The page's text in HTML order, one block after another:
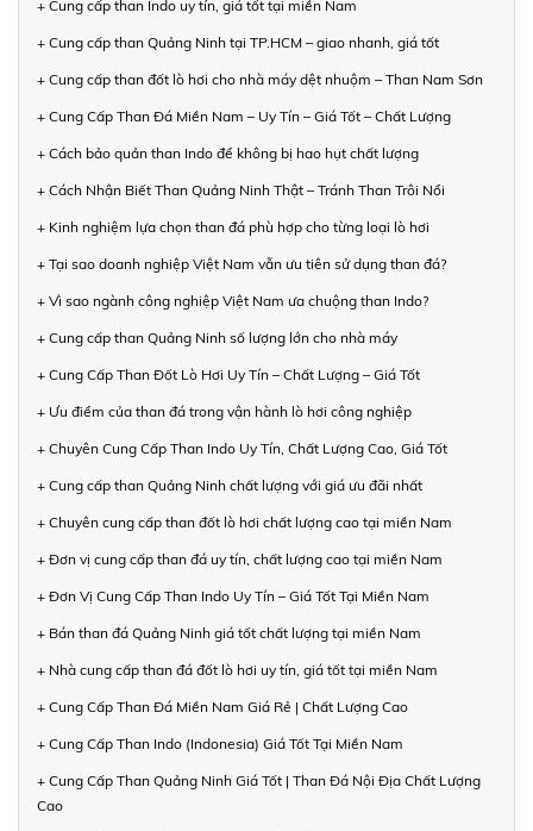
+ Cung cấp than Indo uy tín, giá tốt tại miền Nam
+ Cung cấp than Quảng Ninh tại TP.HCM – giao nhanh, giá tốt
+ Cung cấp than đốt lò hơi cho nhà máy dệt nhuộm – Than Nam Sơn
+ Cung Cấp Than Đá Miền Nam – Uy Tín – Giá Tốt – Chất Lượng
+ Cách bảo quản than Indo để không bị hao hụt chất lượng
+ Cách Nhận Biết Than Quảng Ninh Thật – Tránh Than Trôi Nổi
+ Kinh nghiệm lựa chọn than đá phù hợp cho từng loại lò hơi
+ Tại sao doanh nghiệp Việt Nam vẫn ưu tiên sử dụng than đá?
+ Vì sao ngành công nghiệp Việt Nam ưa chuộng than Indo?
+ Cung cấp than Quảng Ninh số lượng lớn cho nhà máy
+ Cung Cấp Than Đốt Lò Hơi Uy Tín – Chất Lượng – Giá Tốt
+ Ưu điểm của than đá trong vận hành lò hơi công nghiệp
+ Chuyên Cung Cấp Than Indo Uy Tín, Chất Lượng Cao, Giá Tốt
+ Cung cấp than Quảng Ninh chất lượng với giá ưu đãi nhất
+ Chuyên cung cấp than đốt lò hơi chất lượng cao tại miền Nam
+ Đơn vị cung cấp than đá uy tín, chất lượng cao tại miền Nam
+ Đơn Vị Cung Cấp Than Indo Uy Tín – Giá Tốt Tại Miền Nam
+ Bán than đá Quảng Ninh giá tốt chất lượng tại miền Nam
+ Nhà cung cấp than đá đốt lò hơi uy tín, giá tốt tại miền Nam
+ Cung Cấp Than Đá Miền Nam Giá Rẻ | Chất Lượng Cao
+ Cung Cấp Than Indo (Indonesia) Giá Tốt Tại Miền Nam
+ Cung Cấp Than Quảng Ninh Giá Tốt | Than Đá Nội Địa Chất Lượng
Cao